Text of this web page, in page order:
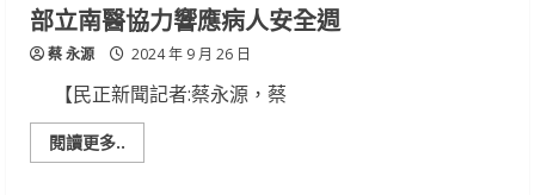
部立南醫協力響應病人安全週
蔡 永源 2024 年 9 月 26 日
【民正新聞記者:蔡永源，蔡
閱讀更多..
more